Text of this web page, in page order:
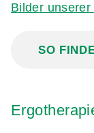
Bilder
SO